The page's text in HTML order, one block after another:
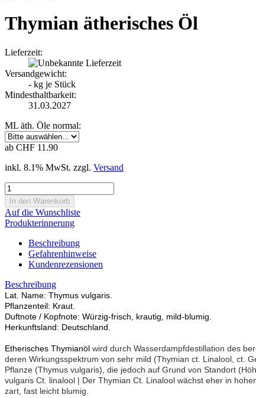
Thymian ätherisches Öl
Lieferzeit:
Versandgewicht:
- kg je Stück
Mindesthaltbarkeit:
31.03.2027
ML äth. Öle normal:
ab CHF 11.90
inkl. 8.1% MwSt. zzgl. Versand
Auf die Wunschliste
Produkterinnerung
Beschreibung
Gefahrenhinweise
Kundenrezensionen
Beschreibung
Lat. Name: Thymus vulgaris.
Pflanzenteil: Kraut.
Duftnote / Kopfnote: Würzig-frisch, krautig, mild-blumig.
Herkunftsland: Deutschland.
Etherisches Thymianöl wird durch Wasserdampfdestillation des
deren Wirkungsspektrum von sehr mild (Thymian ct. Linalool, ct.
Pflanze (Thymus vulgaris), die jedoch auf Grund von Standort
vulgaris Ct. linalool | Der Thymian Ct. Linalool wächst eher in
zart, fast leicht blumig.